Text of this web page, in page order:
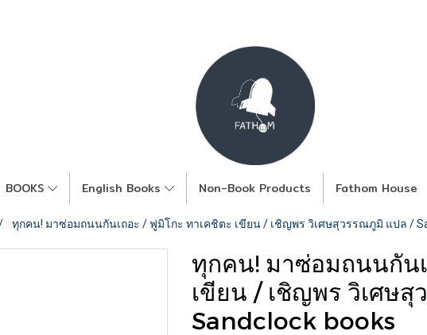
BOOKS English Books Non-Book Products Fathom House
ทุกคน! มาซ่อมถนนกันเถอะ / ฟูมิโกะ ทาเคชิตะ เขียน / เชิญพร วิเศษสุวรรณภูมิ แปล /
ทุกคน! มาซ่อมถนนกัน
เขียน / เชิญพร วิเศษ
Sandclock books